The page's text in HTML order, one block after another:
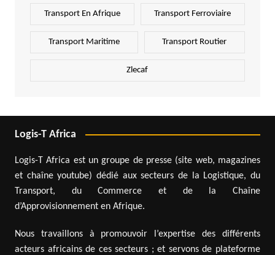
Transport En Afrique Transport Ferroviaire
Transport Maritime Transport Routier
Zlecaf
Logis-T Africa
Logis-T Africa est un groupe de presse (site web, magazines
et chaîne youtube) dédié aux secteurs de la Logistique, du
Transport, du Commerce et de la Chaîne
d’Approvisionnement en Afrique.
Nous travaillons à promouvoir l’expertise des différents
acteurs africains de ces secteurs ; et servons de plateforme